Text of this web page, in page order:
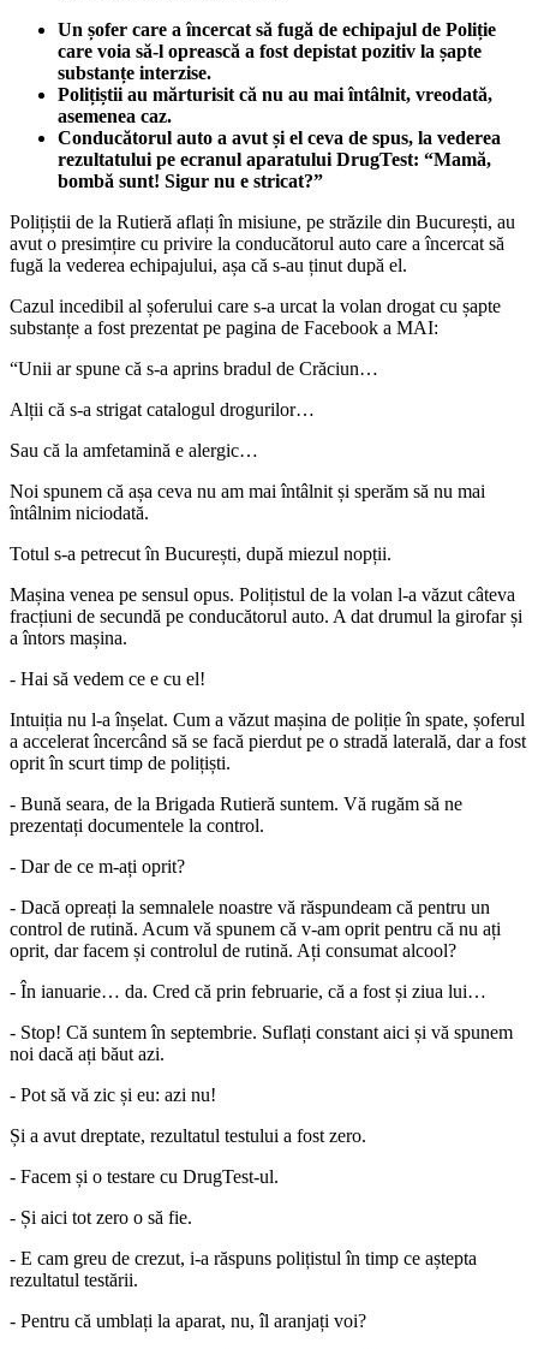
Un șofer care a încercat să fugă de echipajul de Poliție
care voia să-l oprească a fost depistat pozitiv la șapte
substanțe interzise.
Polițiștii au mărturisit că nu au mai întâlnit, vreodată,
asemenea caz.
Conducătorul auto a avut și el ceva de spus, la vederea
rezultatului pe ecranul aparatului DrugTest: “Mamă,
bombă sunt! Sigur nu e stricat?”
Polițiștii de la Rutieră aflați în misiune, pe străzile din București, au
avut o presimțire cu privire la conducătorul auto care a încercat să
fugă la vederea echipajului, așa că s-au ținut după el.
Cazul incedibil al șoferului care s-a urcat la volan drogat cu șapte
substanțe a fost prezentat pe pagina de Facebook a MAI:
“Unii ar spune că s-a aprins bradul de Crăciun…
Alții că s-a strigat catalogul drogurilor…
Sau că la amfetamină e alergic…
Noi spunem că așa ceva nu am mai întâlnit și sperăm să nu mai
întâlnim niciodată.
Totul s-a petrecut în București, după miezul nopții.
Mașina venea pe sensul opus. Polițistul de la volan l-a văzut câteva
fracțiuni de secundă pe conducătorul auto. A dat drumul la girofar și
a întors mașina.
- Hai să vedem ce e cu el!
Intuiția nu l-a înșelat. Cum a văzut mașina de poliție în spate, șoferul
a accelerat încercând să se facă pierdut pe o stradă laterală, dar a fost
oprit în scurt timp de polițiști.
- Bună seara, de la Brigada Rutieră suntem. Vă rugăm să ne
prezentați documentele la control.
- Dar de ce m-ați oprit?
- Dacă opreați la semnalele noastre vă răspundeam că pentru un
control de rutină. Acum vă spunem că v-am oprit pentru că nu ați
oprit, dar facem și controlul de rutină. Ați consumat alcool?
- În ianuarie… da. Cred că prin februarie, că a fost și ziua lui…
- Stop! Că suntem în septembrie. Suflați constant aici și vă spunem
noi dacă ați băut azi.
- Pot să vă zic și eu: azi nu!
Și a avut dreptate, rezultatul testului a fost zero.
- Facem și o testare cu DrugTest-ul.
- Și aici tot zero o să fie.
- E cam greu de crezut, i-a răspuns polițistul în timp ce aștepta
rezultatul testării.
- Pentru că umblați la aparat, nu, îl aranjați voi?